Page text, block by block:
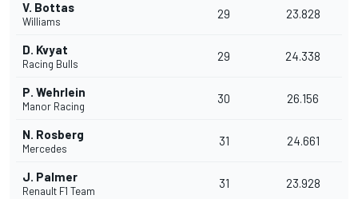
V. Bottas
Williams
29 23.828
D. Kvyat
Racing Bulls
29 24.338
P. Wehrlein
Manor Racing
30 26.156
N. Rosberg
Mercedes
31 24.661
J. Palmer
Renault F1 Team
31 23.928